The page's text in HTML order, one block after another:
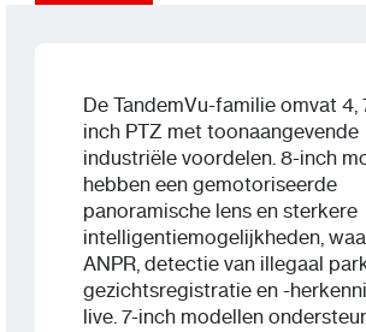
De TandemVu-familie omvat 4,
inch PTZ met toonaangevende
industriële voordelen. 8-inch
hebben een gemotoriseerde
panoramische lens en sterkere
intelligentiemogelijkheden,
ANPR, detectie van illegaal
gezichtsregistratie en -
live. 7-inch modellen